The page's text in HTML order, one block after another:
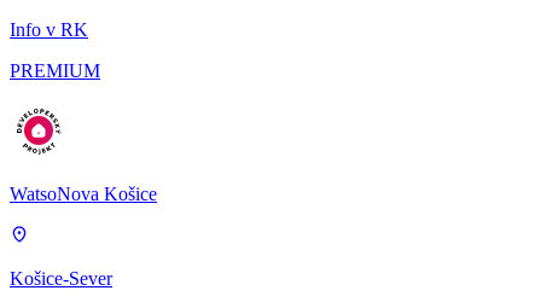
Info v RK
PREMIUM
WatsoNova Košice
Košice-Sever